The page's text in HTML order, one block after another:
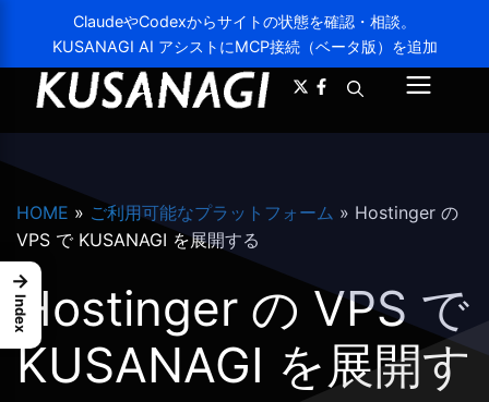
ClaudeやCodexからサイトの状態を確認・相談。
KUSANAGI AI アシストにMCP接続（ベータ版）を追加
ニ
ー
HOME » ご利用可能なプラットフォーム » Hostinger の
VPS で KUSANAGI を展開する
Hostinger の VPS で
KUSANAGI を展開す
→
Index
A- A+